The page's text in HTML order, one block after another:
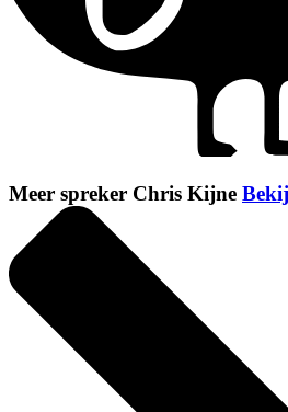
Meer spreker Chris Kijne